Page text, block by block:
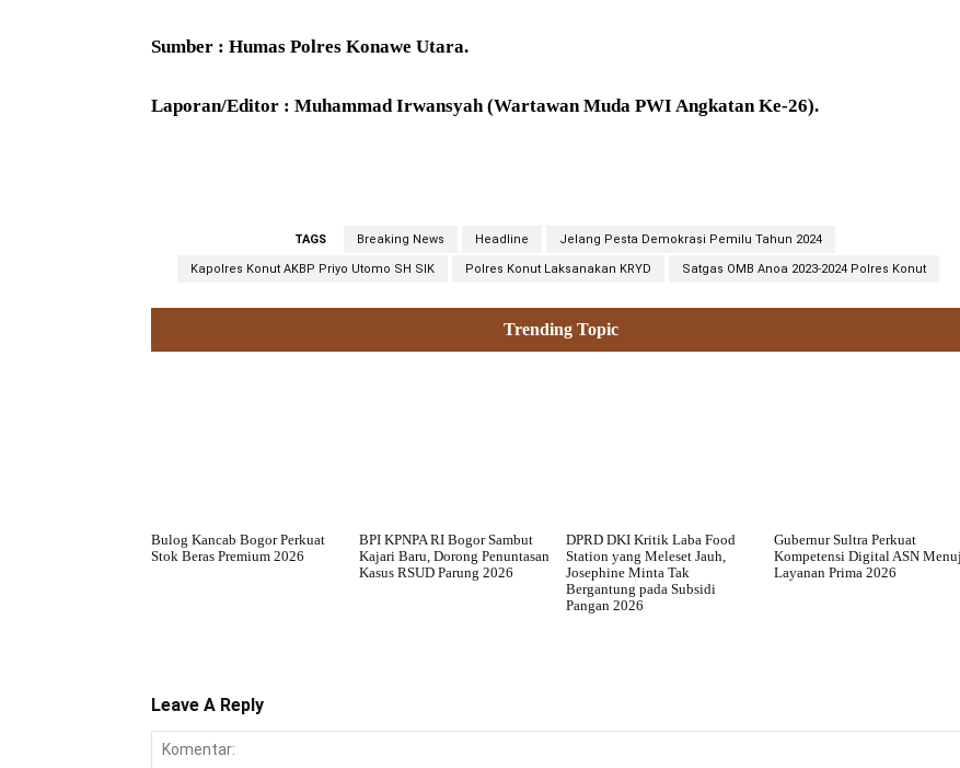
Sumber : Humas Polres Konawe Utara.
Laporan/Editor : Muhammad Irwansyah (Wartawan Muda PWI Angkatan Ke-26).
TAGS Breaking News Headline Jelang Pesta Demokrasi Pemilu Tahun 2024
Kapolres Konut AKBP Priyo Utomo SH SIK Polres Konut Laksanakan KRYD Satgas OMB Anoa 2023-2024 Polres Konut
Trending Topic
Bulog Kancab Bogor Perkuat
Stok Beras Premium 2026
BPI KPNPA RI Bogor Sambut
Kajari Baru, Dorong Penuntasan
Kasus RSUD Parung 2026
DPRD DKI Kritik Laba Food
Station yang Meleset Jauh,
Josephine Minta Tak
Bergantung pada Subsidi
Pangan 2026
Gubernur Sultra Perkuat
Kompetensi Digital ASN
Layanan Prima 2026
Leave A Reply